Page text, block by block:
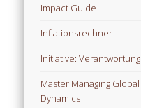
Impact Guide
Inflationsrechner
Initiative: Verantwortung
Master Managing Global
Dynamics